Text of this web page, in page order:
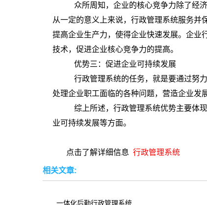
众所周知，企业的核心竞争力除了经
从一定的意义上来说，行政管理系统服务
提高企业生产力，使得企业快速发展。企业
技术，促进企业核心竞争力的提高。
优势三：促进企业可持续发展
行政管理系统的任务，就是要通过努
处理企业职工面临的各种问题，营造企业发
综上所述，行政管理系统优势主要体
业可持续发展等方面。
点击了解详细信息 行政管理系统
相关文章:
一体化后勤行政管理系统